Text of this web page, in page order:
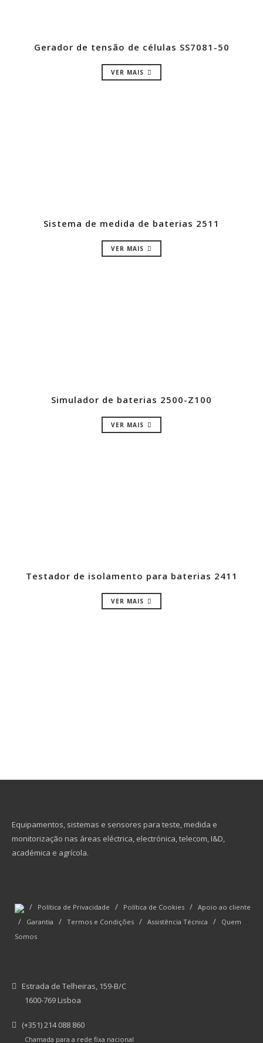
Gerador de tensão de células SS7081-50
VER MAIS
Sistema de medida de baterias 2511
VER MAIS
Simulador de baterias 2500-Z100
VER MAIS
Testador de isolamento para baterias 2411
VER MAIS
Equipamentos, sistemas e sensores para teste, medida e
monitorização nas áreas eléctrica, electrónica, telecom, I&D,
académica e agrícola.
/ Política de Privacidade / Política de Cookies / Apoio ao cliente
/ Garantia / Termos e Condições / Assistência Técnica /
Quem
Somos
Estrada de Telheiras, 159-B/C
1600-769 Lisboa
(+351) 214 088 860
Chamada para a rede fixa nacional